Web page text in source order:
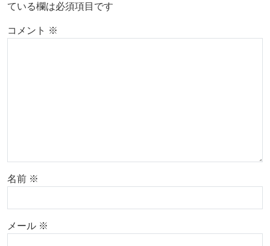
ている欄は必須項目です
コメント ※
名前 ※
メール ※